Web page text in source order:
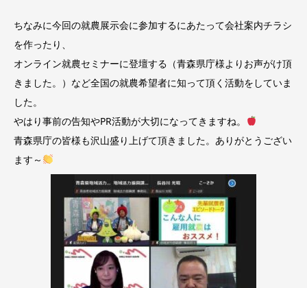
ちなみに今回の就農展示会に参加するにあたって会社案内チラシ
を作ったり、
オンライン就農セミナーに登壇する（青森県庁様よりお声がけ頂
きました。）など全国の就農希望者に知って頂く活動をしていま
した。
やはり事前の告知やPR活動が大切になってきますね。
青森県庁の皆様も沢山盛り上げて頂きました。ありがとうござい
ます～